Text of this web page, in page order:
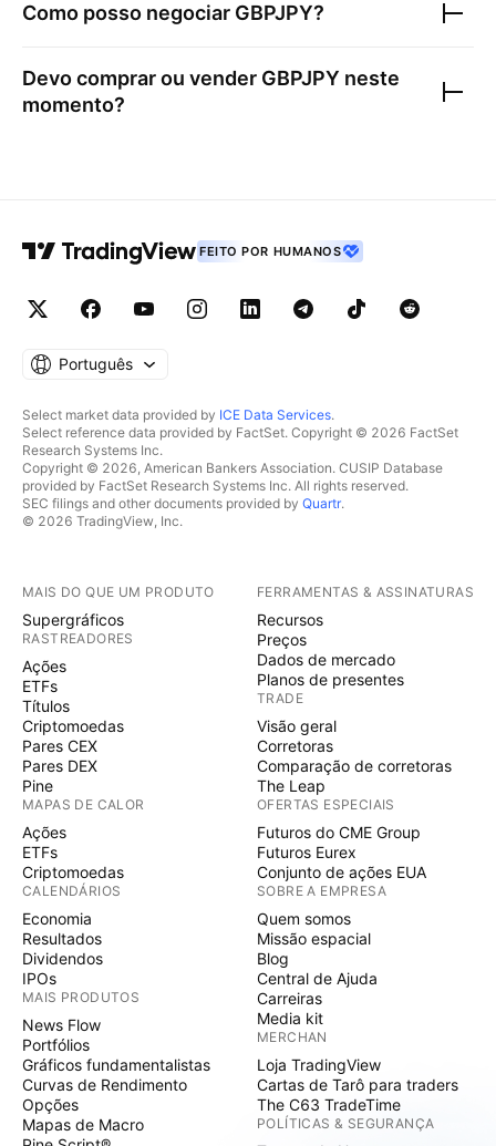
Como posso negociar GBPJPY?
Devo comprar ou vender GBPJPY neste
momento?
FEITO POR HUMANOS
Português
Select market data provided by ICE Data Services.
Select reference data provided by FactSet. Copyright © 2026 FactSet
Research Systems Inc.
Copyright © 2026, American Bankers Association. CUSIP Database
provided by FactSet Research Systems Inc. All rights reserved.
SEC filings and other documents provided by Quartr.
© 2026 TradingView, Inc.
MAIS DO QUE UM PRODUTO
Supergráficos
RASTREADORES
Ações
ETFs
Títulos
Criptomoedas
Pares CEX
Pares DEX
Pine
MAPAS DE CALOR
Ações
ETFs
Criptomoedas
CALENDÁRIOS
Economia
Resultados
Dividendos
IPOs
MAIS PRODUTOS
News Flow
Portfólios
Gráficos fundamentalistas
Curvas de Rendimento
Opções
Mapas de Macro
FERRAMENTAS & ASSINATURAS
Recursos
Preços
Dados de mercado
Planos de presentes
TRADE
Visão geral
Corretoras
Comparação de corretoras
The Leap
OFERTAS ESPECIAIS
Futuros do CME Group
Futuros Eurex
Conjunto de ações EUA
SOBRE A EMPRESA
Quem somos
Missão espacial
Blog
Central de Ajuda
Carreiras
Media kit
MERCHAN
Loja TradingView
Cartas de Tarô para traders
The C63 TradeTime
POLÍTICAS & SEGURANÇA